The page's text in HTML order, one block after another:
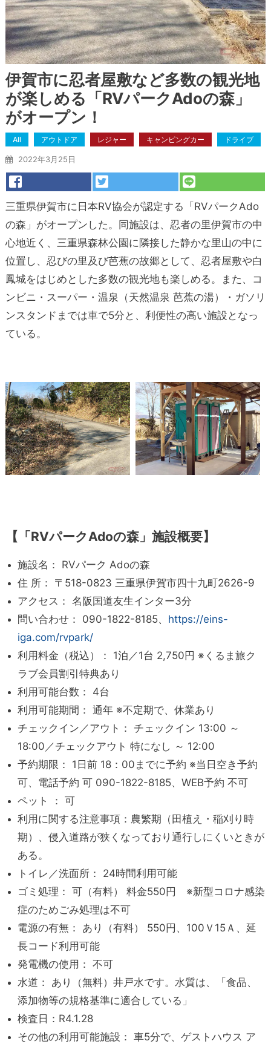
伊賀市に忍者屋敷など多数の観光地
が楽しめる「RVパークAdoの森」
がオープン！
All アウトドア レジャー キャンピングカー ドライブ
2022年3月25日
三重県伊賀市に日本RV協会が認定する「RVパークAdo
の森」がオープンした。同施設は、忍者の里伊賀市の中
心地近く、三重県森林公園に隣接した静かな里山の中に
位置し、忍びの里及び芭蕉の故郷として、忍者屋敷や白
鳳城をはじめとした多数の観光地も楽しめる。また、コ
ンビニ・スーパー・温泉（天然温泉 芭蕉の湯）・ガソリ
ンスタンドまでは車で5分と、利便性の高い施設となっ
ている。
【「RVパークAdoの森」施設概要】
施設名： RVパーク Adoの森
住 所： 〒518-0823 三重県伊賀市四十九町2626-9
アクセス： 名阪国道友生インター3分
問い合わせ： 090-1822-8185、 https://eins-
iga.com/rvpark/
利用料金（税込）： 1泊／1台 2,750円 ※くるま旅ク
ラブ会員割引特典あり
利用可能台数： 4台
利用可能期間： 通年 ※不定期で、休業あり
チェックイン／アウト： チェックイン 13:00 ～
18:00／チェックアウト 特になし ～ 12:00
予約期限： 1日前 18：00までに予約 ※当日空き予約
可、電話予約 可 090-1822-8185、WEB予約 不可
ペット ： 可
利用に関する注意事項：農繁期（田植え・稲刈り時
期）、侵入道路が狭くなっており通行しにくいときが
ある。
トイレ／洗面所： 24時間利用可能
ゴミ処理： 可（有料） 料金550円 ※新型コロナ感染
症のためごみ処理は不可
電源の有無： あり（有料） 550円、100Ｖ15Ａ、延
長コード利用可能
発電機の使用： 不可
水道： あり（無料）井戸水です。水質は、「食品、
添加物等の規格基準に適合している」
検査日：R4.1.28
その他の利用可能施設： 車5分で、ゲストハウス ア